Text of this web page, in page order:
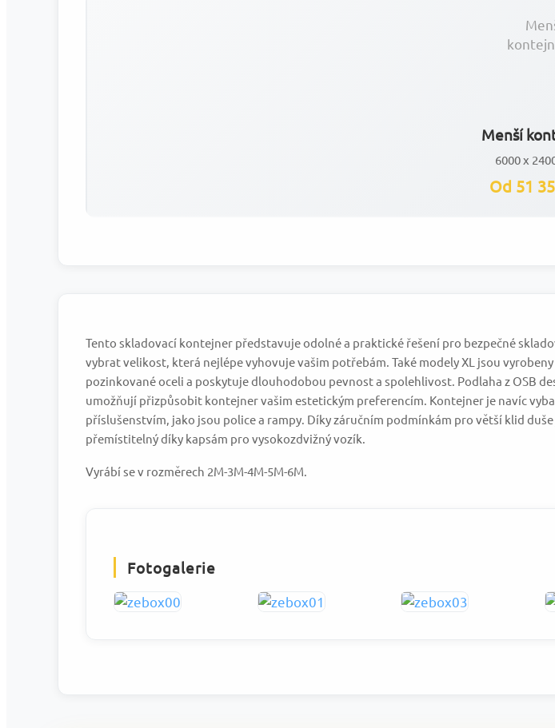
Menší
6000 x
Od 51
Tento skladovací kontejner představuje odolné a praktické řešení pro bezpečné
vybrat velikost, která nejlépe vyhovuje vašim potřebám. Také modely XL jsou
pozinkované oceli a poskytuje dlouhodobou pevnost a spolehlivost. Podlaha z OSB
umožňují přizpůsobit kontejner vašim estetickým preferencím. Kontejner je navíc
příslušenstvím, jako jsou police a rampy. Díky záručním podmínkám pro větší klid
přemístitelný díky kapsám pro vysokozdvižný vozík.
Vyrábí se v rozměrech 2M-3M-4M-5M-6M.
Fotogalerie